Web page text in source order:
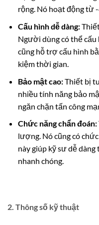
rộng. Nó hoạt động từ -
Cấu hình dễ dàng:
Người dùng có thể
cũng hỗ trợ cấu hình
kiệm thời gian.
Bảo mật cao:Thiết bị
nhiều tính năng bảo
ngăn chặn tấn công
Chức năng chẩn đoán:
lượng. Nó cũng có
này giúp kỹ sư dễ
nhanh chóng.
2. Thông số kỹ thuật